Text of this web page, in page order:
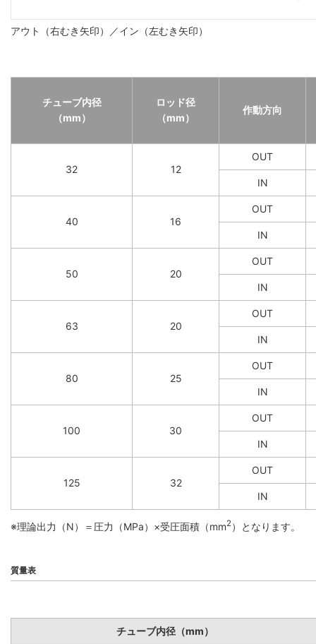
アウト（右むき矢印）／イン（左むき矢印）
チューブ内径
（mm）
ロッド径
（mm）
作動方向
32 12
OUT
IN
40 16
OUT
IN
50 20
OUT
IN
63 20
OUT
IN
80 25
OUT
IN
100 30
OUT
IN
125 32
OUT
IN
※理論出力（N）＝圧力（MPa）×受圧面積（mm2）となります。
質量表
チューブ内径（mm）